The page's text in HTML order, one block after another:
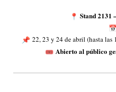
Stand 2131
22, 23 y 24 de abril (hasta las
Abierto al público